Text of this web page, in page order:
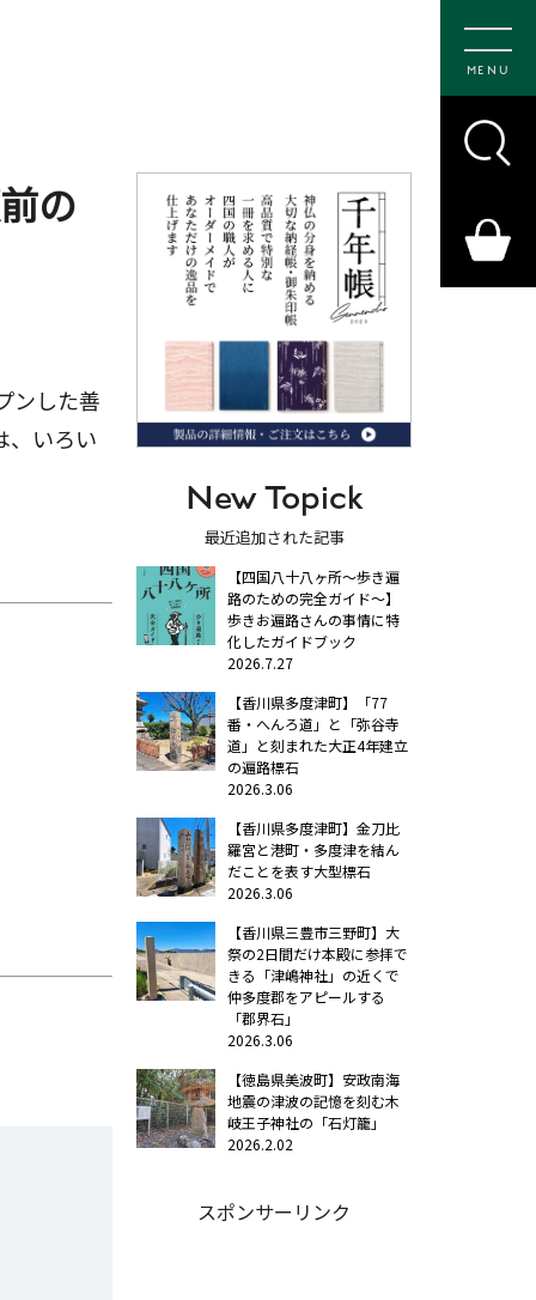
MENU
の
ンした善
、いろい
New Topick
最近追加された記事
【四国八十八ヶ所～歩き遍
路のための完全ガイド～】
歩きお遍路さんの事情に特
化したガイドブック
2026.7.27
【香川県多度津町】「77
番・へんろ道」と「弥谷寺
道」と刻まれた大正4年建立
の遍路標石
2026.3.06
【香川県多度津町】金刀比
羅宮と港町・多度津を結ん
だことを表す大型標石
2026.3.06
【香川県三豊市三野町】大
祭の2日間だけ本殿に参拝で
きる「津嶋神社」の近くで
仲多度郡をアピールする
「郡界石」
2026.3.06
【徳島県美波町】安政南海
地震の津波の記憶を刻む木
岐王子神社の「石灯籠」
2026.2.02
スポンサーリンク